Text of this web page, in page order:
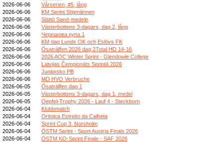
2026-06-06
Vårserien, #5, lång
2026-06-06
KM Sprint Stigmännen
2026-06-06
Slättö Sand-medeln
2026-06-06
Västerbottens 3-dagars, dag 2, lång
2026-06-06
Черешова купа 1
2026-06-06
KM dag Lunds OK och Eslövs FK
2026-06-06
Ösaträffen 2026 dag 2Total HD 14-16
2026-06-06
2026 AOC Winter Sprint - Glendowie College
2026-06-06
Latvijas Čempionāts Sprintā 2026
2026-06-06
Juniorsko PB
2026-06-06
MD HVO Verbruche
2026-06-05
Ösaträffen dag 1
2026-06-05
Västerbottens 3-dagars, dag 1, medel
2026-06-05
Oepfel-Trophy 2026 - Lauf 4 - Steckborn
2026-06-04
Klubbmatch
2026-06-04
Oritoiça Estreito da Calheta
2026-06-04
Sprint Cup 3, Norsholm
2026-06-04
ÖSTM Sprint - Sport Austria Finals 2026
2026-06-04
ÖSTM KO-Sprint Finale - SAF 2026